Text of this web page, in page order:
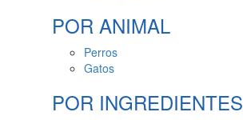
POR ANIMAL
Perros
Gatos
POR INGREDIENTES